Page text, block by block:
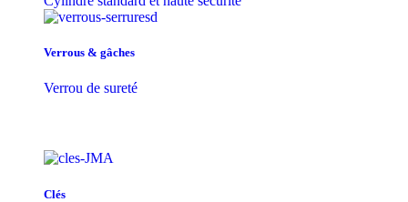
Verrous & gâches
Verrou de sureté
Clés